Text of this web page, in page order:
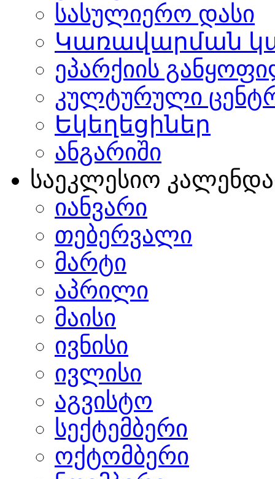
სასულიერო დასი
Կառավարման
ეპარქიის
კულტურული
Եկեղեցիներ
ანგარიში
საეკლესიო
იანვარი
თებერვალი
მარტი
აპრილი
მაისი
ივნისი
ივლისი
აგვისტო
სექტემბერი
ოქტომბერი